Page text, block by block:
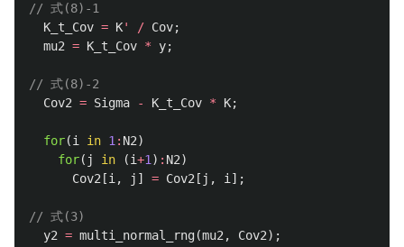
// 式(8)-1
K_t_Cov = K' / Cov;
mu2 = K_t_Cov * y;
// 式(8)-2
Cov2 = Sigma - K_t_Cov * K;
for(i in 1 : N2)
for( j in (i+1 ) : N2)
Cov2 [i , j ] = Cov2 [ j , i ];
// 式(3)
y2 = multi_normal_rng(mu2 , Cov2);